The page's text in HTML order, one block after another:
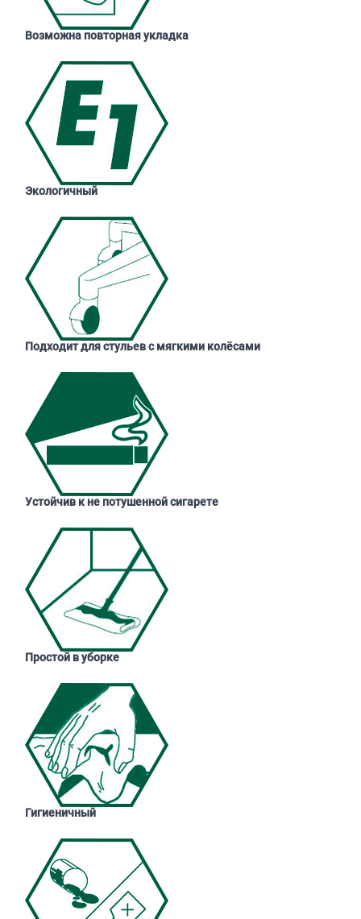
Возможна повторная укладка
Экологичный
Подходит для стульев с мягкими колёсами
Устойчив к не потушенной сигарете
Простой в уборке
Гигиеничный